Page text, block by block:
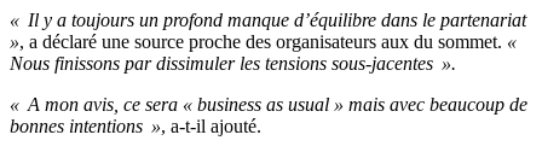
« Il y a toujours un profond manque d’équilibre dans le partenariat
», a déclaré une source proche des organisateurs aux du sommet. «
Nous finissons par dissimuler les tensions sous-jacentes ».
« A mon avis, ce sera « business as usual » mais avec beaucoup de
bonnes intentions », a-t-il ajouté.